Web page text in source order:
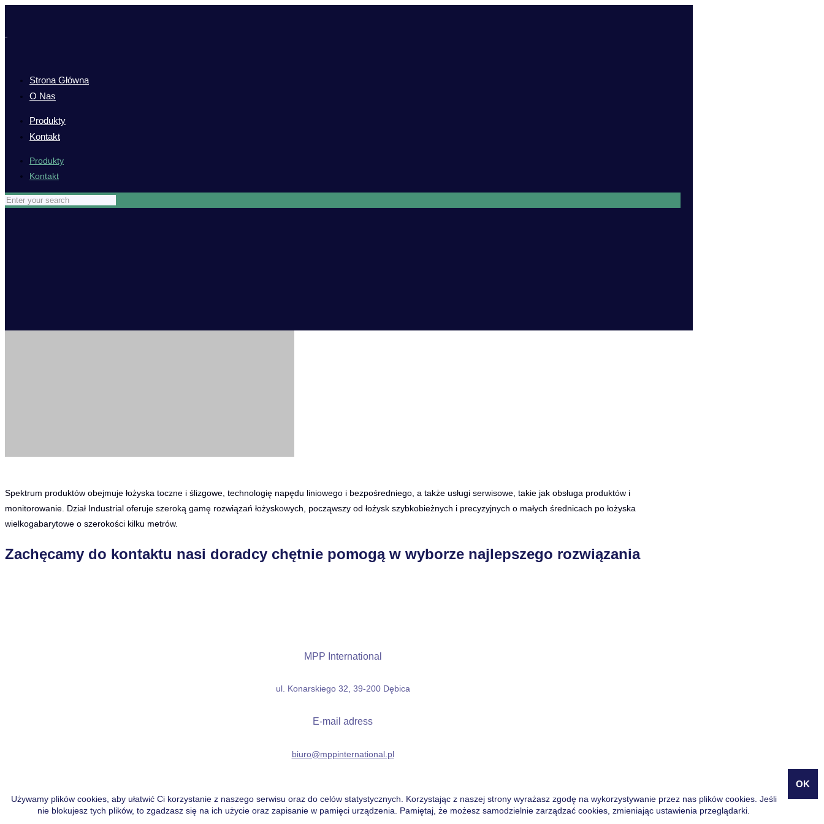
Strona Główna
O Nas
Produkty
Kontakt
Produkty
Kontakt
Spektrum produktów obejmuje łożyska toczne i ślizgowe, technologię napędu liniowego i bezpośredniego, a także usługi serwisowe, takie jak obsługa produktów i
monitorowanie. Dział Industrial oferuje szeroką gamę rozwiązań łożyskowych, począwszy od łożysk szybkobieżnych i precyzyjnych o małych średnicach po łożyska
wielkogabarytowe o szerokości kilku metrów.
Zachęcamy do kontaktu nasi doradcy chętnie pomogą w wyborze najlepszego rozwiązania
MPP International
ul. Konarskiego 32, 39-200 Dębica
E-mail adress
biuro@mppinternational.pl
Używamy plików cookies, aby ułatwić Ci korzystanie z naszego serwisu oraz do celów statystycznych. Korzystając z naszej strony wyrażasz zgodę na wykorzystywanie przez nas plików cookies. Jeśli
nie blokujesz tych plików, to zgadzasz się na ich użycie oraz zapisanie w pamięci urządzenia. Pamiętaj, że możesz samodzielnie zarządzać cookies, zmieniając ustawienia przeglądarki.
OK